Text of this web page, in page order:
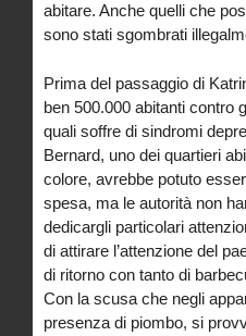
abitare. Anche quelli che
sono stati sgombrati
Prima del passaggio di
ben 500.000 abitanti contro
quali soffre di sindromi
Bernard, uno dei quartieri
colore, avrebbe potuto
spesa, ma le autorità non
dedicargli particolari
di attirare l’attenzione del
di ritorno con tanto di
Con la scusa che negli
presenza di piombo, si